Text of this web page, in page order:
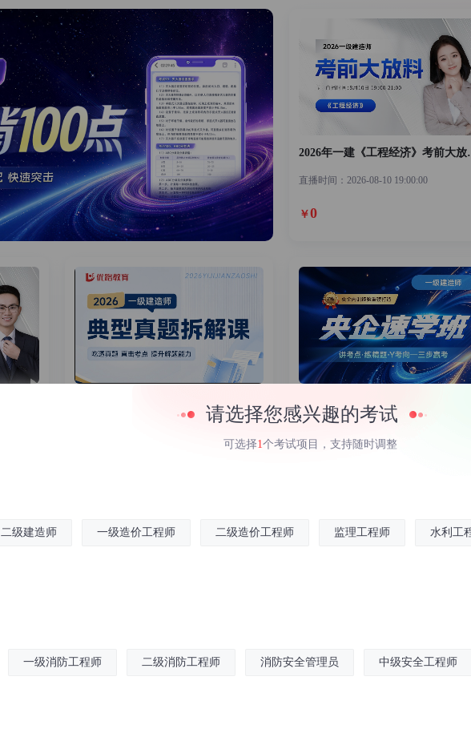
2026年一
直播时间：2026-08-10 19:00:00
0
四大引擎 大V领衔
请选择您感兴趣的考试
可选择1个考试项目，支持随时调整
二级建造师 一级造价工程师 二级造价工程师 监理工程师 水利工
一级消防工程师 二级消防工程师 消防安全管理员 中级安全工程师